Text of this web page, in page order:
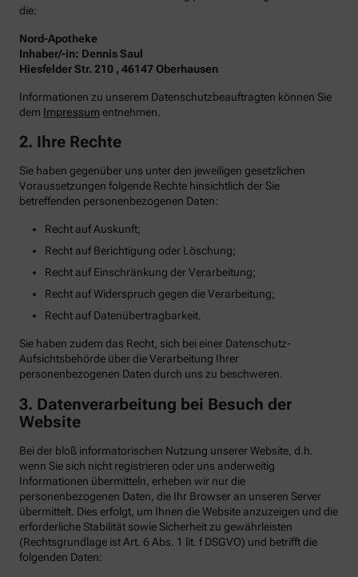
die:
Nord-Apotheke
Inhaber/-in: Dennis Saul
Hiesfelder Str. 210 , 46147 Oberhausen
Informationen zu unserem Datenschutzbeauftragten können Sie
dem Impressum entnehmen.
2. Ihre Rechte
Sie haben gegenüber uns unter den jeweiligen gesetzlichen
Voraussetzungen folgende Rechte hinsichtlich der Sie
betreffenden personenbezogenen Daten:
Recht auf Auskunft;
Recht auf Berichtigung oder Löschung;
Recht auf Einschränkung der Verarbeitung;
Recht auf Widerspruch gegen die Verarbeitung;
Recht auf Datenübertragbarkeit.
Sie haben zudem das Recht, sich bei einer Datenschutz-
Aufsichtsbehörde über die Verarbeitung Ihrer
personenbezogenen Daten durch uns zu beschweren.
3. Datenverarbeitung bei Besuch der
Website
Bei der bloß informatorischen Nutzung unserer Website, d.h.
wenn Sie sich nicht registrieren oder uns anderweitig
Informationen übermitteln, erheben wir nur die
personenbezogenen Daten, die Ihr Browser an unseren Server
übermittelt. Dies erfolgt, um Ihnen die Website anzuzeigen und die
erforderliche Stabilität sowie Sicherheit zu gewährleisten
(Rechtsgrundlage ist Art. 6 Abs. 1 lit. f DSGVO) und betrifft die
folgenden Daten: